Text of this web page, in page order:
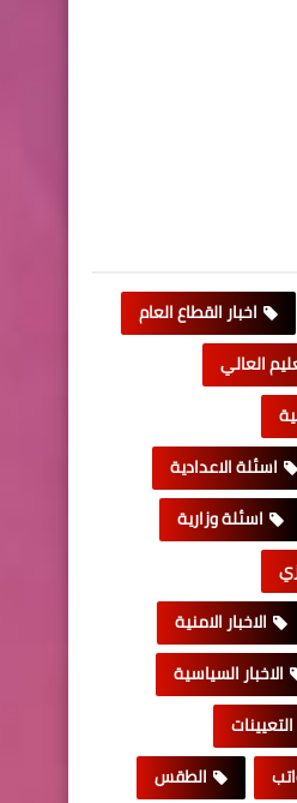
اخبار القطاع العام
العالي
اسئلة الاعدادية
اسئلة وزارية
الاخبار الامنية
الاخبار السياسية
التعيينات
الطقس